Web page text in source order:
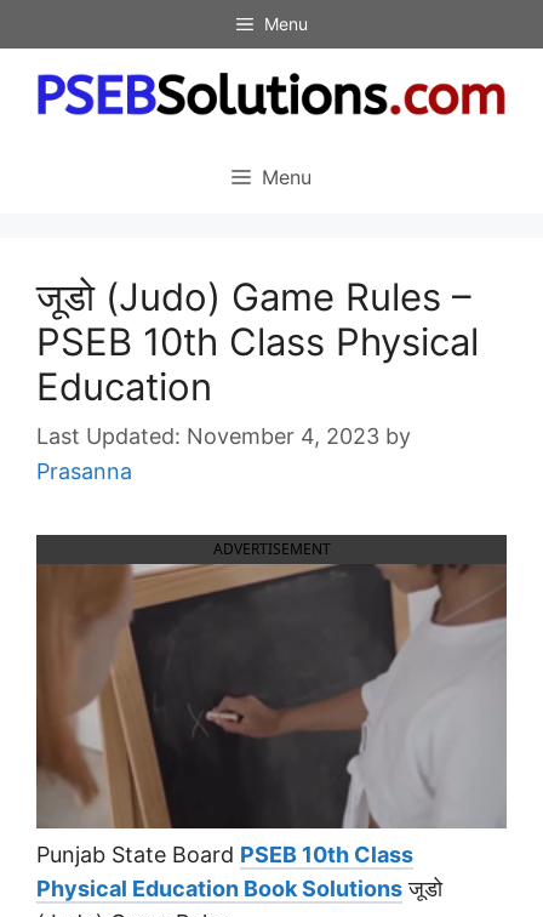
to
content
Menu
Menu
जूडो (Judo) Game Rules –
PSEB 10th Class Physical
Education
November 4, 2023 by
Prasanna
ADVERTISEMENT
Punjab State Board PSEB 10th Class
Physical Education Book Solutionsजूडो